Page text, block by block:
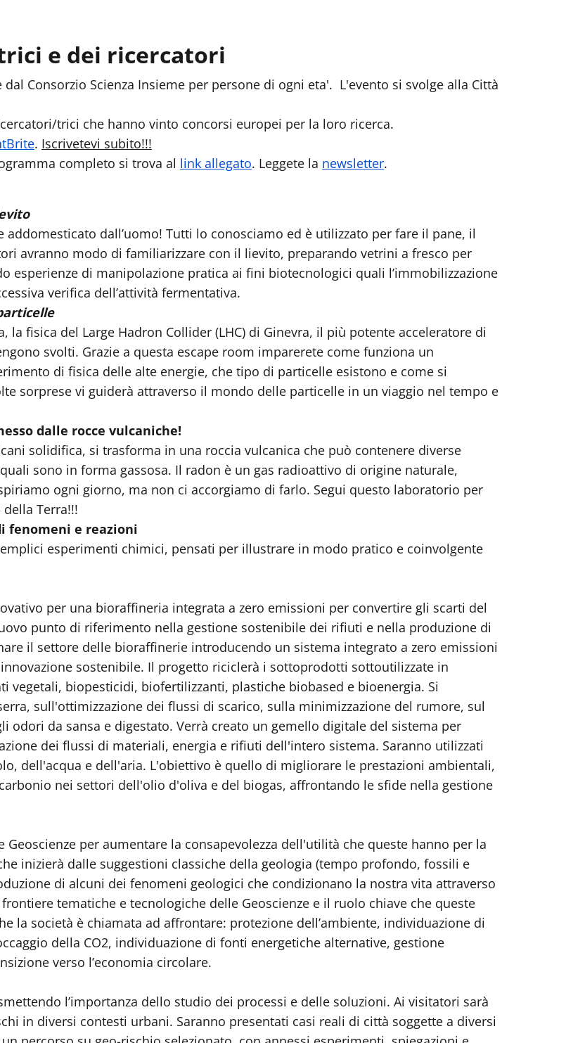
e dei ricercatori
Consorzio Scienza Insieme per persone di ogni eta'. L'evento si svolge alla Città
trici che hanno vinto concorsi europei per la loro ricerca.
. Iscrivetevi subito!!!
completo si trova al link allegato. Leggete la newsletter.
dall’uomo! Tutti lo conosciamo ed è utilizzato per fare il pane, il
avranno modo di familiarizzare con il lievito, preparando vetrini a fresco per
esperienze di manipolazione pratica ai fini biotecnologici quali l’immobilizzazione
verifica dell’attività fermentativa.
fisica del Large Hadron Collider (LHC) di Ginevra, il più potente acceleratore di
svolti. Grazie a questa escape room imparerete come funziona un
di fisica delle alte energie, che tipo di particelle esistono e come si
sorprese vi guiderà attraverso il mondo delle particelle in un viaggio nel tempo e
dalle rocce vulcaniche!
solidifica, si trasforma in una roccia vulcanica che può contenere diverse
sono in forma gassosa. Il radon è un gas radioattivo di origine naturale,
ogni giorno, ma non ci accorgiamo di farlo. Segui questo laboratorio per
Terra!!!
fenomeni e reazioni
esperimenti chimici, pensati per illustrare in modo pratico e coinvolgente
per una bioraffineria integrata a zero emissioni per convertire gli scarti del
punto di riferimento nella gestione sostenibile dei rifiuti e nella produzione di
il settore delle bioraffinerie introducendo un sistema integrato a zero emissioni
sostenibile. Il progetto riciclerà i sottoprodotti sottoutilizzate in
biopesticidi, biofertilizzanti, plastiche biobased e bioenergia. Si
sull'ottimizzazione dei flussi di scarico, sulla minimizzazione del rumore, sul
odori da sansa e digestato. Verrà creato un gemello digitale del sistema per
dei flussi di materiali, energia e rifiuti dell'intero sistema. Saranno utilizzati
dell'acqua e dell'aria. L'obiettivo è quello di migliorare le prestazioni ambientali,
nei settori dell'olio d'oliva e del biogas, affrontando le sfide nella gestione
per aumentare la consapevolezza dell'utilità che queste hanno per la
inizierà dalle suggestioni classiche della geologia (tempo profondo, fossili e
di alcuni dei fenomeni geologici che condizionano la nostra vita attraverso
tematiche e tecnologiche delle Geoscienze e il ruolo chiave che queste
la società è chiamata ad affrontare: protezione dell’ambiente, individuazione di
della CO2, individuazione di fonti energetiche alternative, gestione
verso l’economia circolare.
l’importanza dello studio dei processi e delle soluzioni. Ai visitatori sarà
in diversi contesti urbani. Saranno presentati casi reali di città soggette a diversi